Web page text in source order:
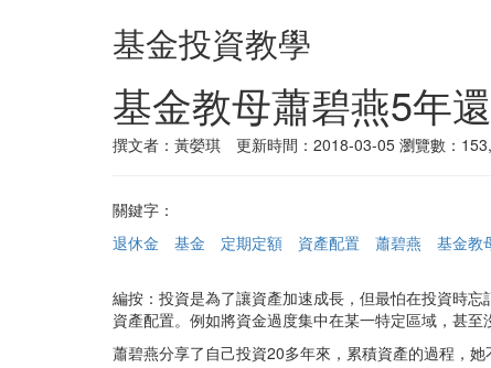
基金投資教學
基金教母蕭碧燕5年
撰文者：黃嫈琪 更新時間：2018-03-05 瀏覽數：
關鍵字：
退休金
基金 定期定額 資產配置 蕭碧燕 基金教
編按：投資是為了讓資產加速成長，但最怕在投資時
資產配置。例如將資金過度集中在某一特定區域，甚
蕭碧燕分享了自己投資20多年來，累積資產的過程，